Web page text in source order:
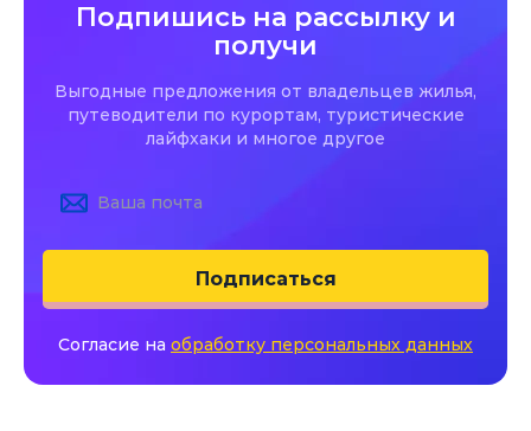
Подпишись на рассылку и
получи
Выгодные предложения от владельцев жилья,
путеводители по курортам, туристические
лайфхаки и многое другое
Подписаться
Согласие на обработку персональных данных